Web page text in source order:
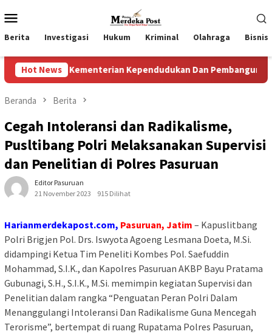
ke
kontenMobile
Berita Investigasi Hukum Kriminal Olahraga Bisnis
Hot News
Kementerian Kependudukan Dan Pembangunan Keluarga
Beranda Berita
Cegah Intoleransi dan Radikalisme,
Pusltibang Polri Melaksanakan Supervisi
dan Penelitian di Polres Pasuruan
Editor Pasuruan
21 November 2023
915 Dilihat
Harianmerdekapost.com, Pasuruan, Jatim – Kapuslitbang
Polri Brigjen Pol. Drs. Iswyota Agoeng Lesmana Doeta, M.Si.
didampingi Ketua Tim Peneliti Kombes Pol. Saefuddin
Mohammad, S.I.K., dan Kapolres Pasuruan AKBP Bayu Pratama
Gubunagi, S.H., S.I.K., M.Si. memimpin kegiatan Supervisi dan
Penelitian dalam rangka “Penguatan Peran Polri Dalam
Menanggulangi Intoleransi Dan Radikalisme Guna Mencegah
Terorisme”, bertempat di ruang Rupatama Polres Pasuruan,